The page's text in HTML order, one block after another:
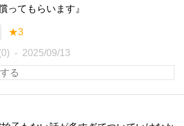
ってもらいます』
★3
2025/09/13